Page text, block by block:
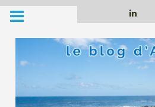
Skip
content